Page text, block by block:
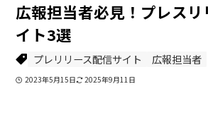
広報担当者必見！プレスリ
イト3選
プレリリース配信サイト 広報担当者
2023年5月15日 2025年9月11日